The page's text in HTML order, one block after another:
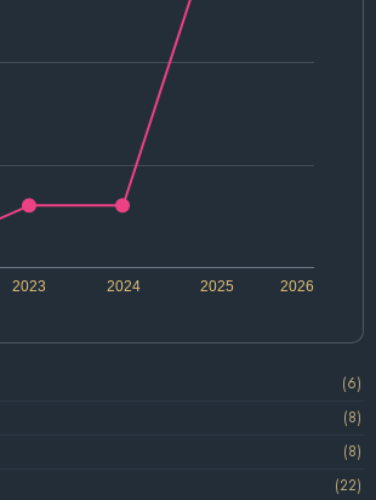
2024 2026
2023 2025
(6)
(8)
(8)
(22)